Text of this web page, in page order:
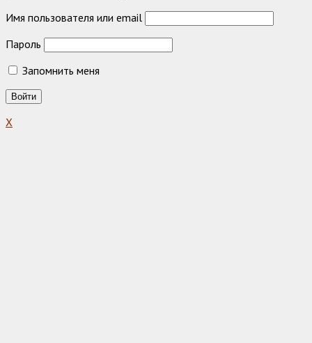
Имя пользователя или email
Пароль
Запомнить меня
X